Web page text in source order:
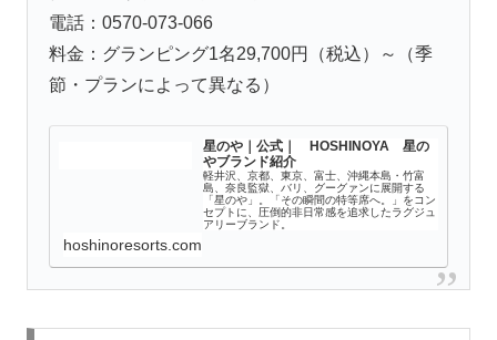
電話：0570-073-066
料金：グランピング1名29,700円（税込）～（季
節・プランによって異なる）
星のや｜公式｜ HOSHINOYA 星の
やブランド紹介
軽井沢、京都、東京、富士、沖縄本島・竹富
島、奈良監獄、バリ、グーグァンに展開する
「星のや」。「その瞬間の特等席へ。」をコン
セプトに、圧倒的非日常感を追求したラグジュ
アリーブランド。
hoshinoresorts.com